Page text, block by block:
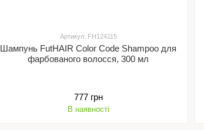
Артикул: FH124115
Шампунь FutHAIR Color Code Shampoo для
фарбованого волосся, 300 мл
777 грн
В наявності